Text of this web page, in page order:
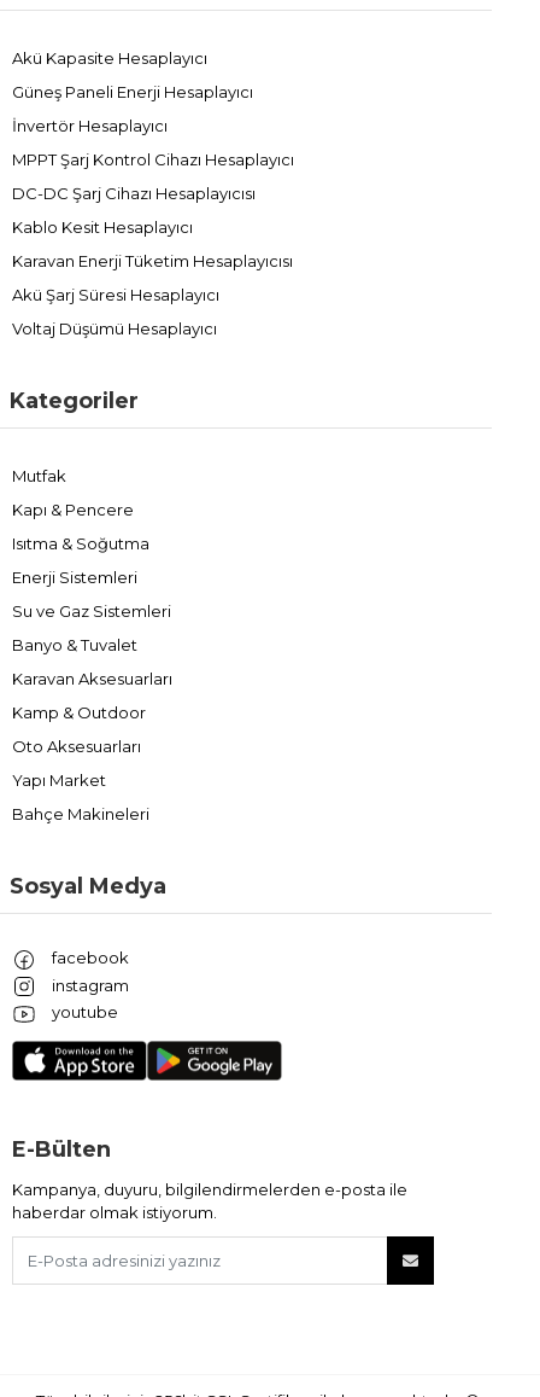
Akü Kapasite Hesaplayıcı
Güneş Paneli Enerji Hesaplayıcı
İnvertör Hesaplayıcı
MPPT Şarj Kontrol Cihazı Hesaplayıcı
DC-DC Şarj Cihazı Hesaplayıcısı
Kablo Kesit Hesaplayıcı
Karavan Enerji Tüketim Hesaplayıcısı
Akü Şarj Süresi Hesaplayıcı
Voltaj Düşümü Hesaplayıcı
Kategoriler
Mutfak
Kapı & Pencere
Isıtma & Soğutma
Enerji Sistemleri
Su ve Gaz Sistemleri
Banyo & Tuvalet
Karavan Aksesuarları
Kamp & Outdoor
Oto Aksesuarları
Yapı Market
Bahçe Makineleri
Sosyal Medya
facebook
instagram
youtube
E-Bülten
Kampanya, duyuru, bilgilendirmelerden e-posta ile
haberdar olmak istiyorum.